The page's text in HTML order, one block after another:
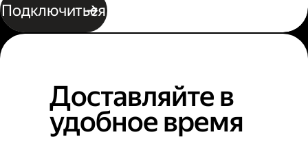
Подключиться
Доставляйте в
удобное время